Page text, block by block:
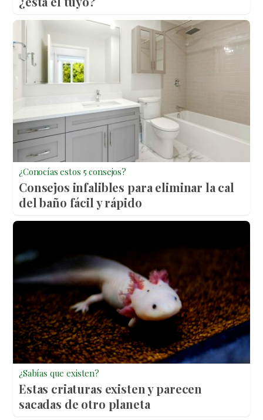
¿Conocías estos 5 consejos?
Consejos infalibles para eliminar la cal
del baño fácil y rápido
¿Sabías que existen?
Estas criaturas existen y parecen
sacadas de otro planeta